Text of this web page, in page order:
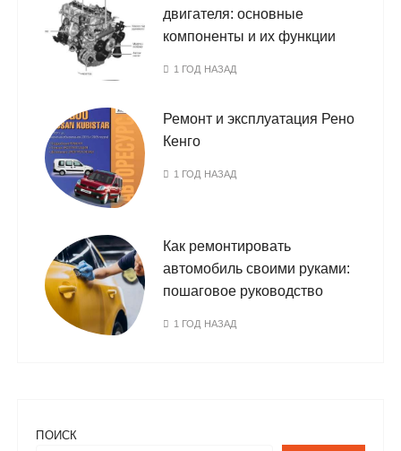
двигателя: основные
компоненты и их функции
1 ГОД НАЗАД
Ремонт и эксплуатация Рено
Кенго
1 ГОД НАЗАД
Как ремонтировать
автомобиль своими руками:
пошаговое руководство
1 ГОД НАЗАД
ПОИСК